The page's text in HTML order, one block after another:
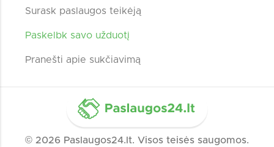
Surask paslaugos teikėją
Paskelbk savo užduotį
Pranešti apie sukčiavimą
© 2026 Paslaugos24.lt. Visos teisės saugomos.